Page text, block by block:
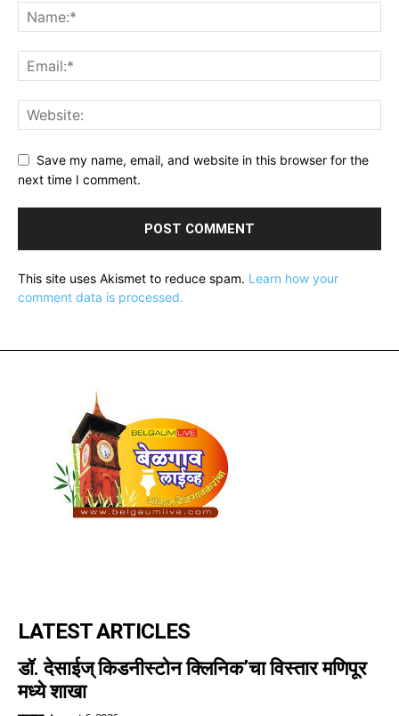
Save my name, email, and website in this browser for the
next time I comment.
This site uses Akismet to reduce spam. Learn how your
comment data is processed.
LATEST ARTICLES
डॉ. देसाईज् किडनीस्टोन क्लिनिक’चा विस्तार मणिपूर
मध्ये शाखा